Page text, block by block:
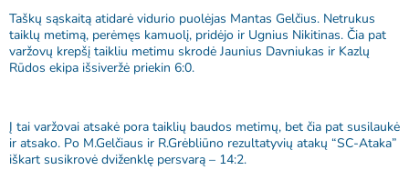
Taškų sąskaitą atidarė vidurio puolėjas Mantas Gelčius. Netrukus
taiklų metimą, perėmęs kamuolį, pridėjo ir Ugnius Nikitinas. Čia pat
varžovų krepšį taikliu metimu skrodė Jaunius Davniukas ir Kazlų
Rūdos ekipa išsiveržė priekin 6:0.
Į tai varžovai atsakė pora taiklių baudos metimų, bet čia pat susilaukė
ir atsako. Po M.Gelčiaus ir R.Grėbliūno rezultatyvių atakų “SC-Ataka”
iškart susikrovė dviženklę persvarą – 14:2.